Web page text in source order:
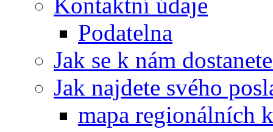
Podatelna
Jak se k nám
Jak najdete svého
mapa regionálních